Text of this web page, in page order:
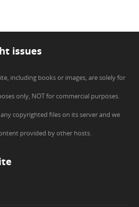
issues
including books or images, are solely for
only, NOT for commercial purposes.
copyrighted files on its server and we
provided by other hosts.